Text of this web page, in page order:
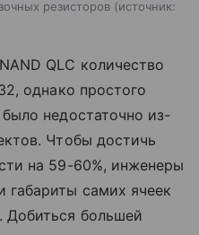
резисторов
источник:
QLC количество
однако простого
недостаточно из-
Чтобы достичь
на 59-60%, инженеры
габариты самих ячеек
большей